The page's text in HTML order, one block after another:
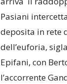
Pasiani
deposita in rete
dell’euforia,
Epifani, con
l’accorrente